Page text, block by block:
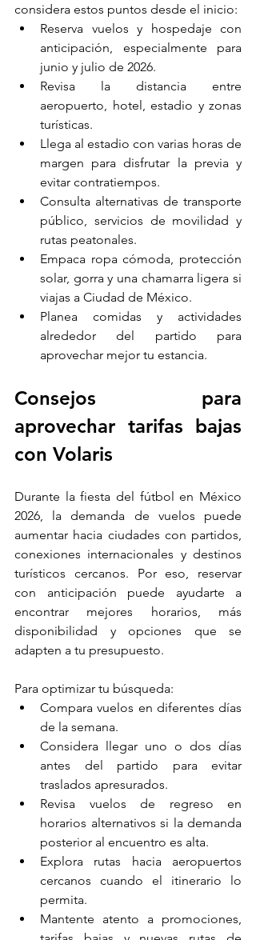
considera estos puntos desde el inicio:
Reserva vuelos y hospedaje con
anticipación, especialmente para
junio y julio de 2026.
Revisa la distancia entre
aeropuerto, hotel, estadio y zonas
turísticas.
Llega al estadio con varias horas de
margen para disfrutar la previa y
evitar contratiempos.
Consulta alternativas de transporte
público, servicios de movilidad y
rutas peatonales.
Empaca ropa cómoda, protección
solar, gorra y una chamarra ligera si
viajas a Ciudad de México.
Planea comidas y actividades
alrededor del partido para
aprovechar mejor tu estancia.
Consejos para
aprovechar tarifas bajas
con Volaris
Durante la fiesta del fútbol en México
2026, la demanda de vuelos puede
aumentar hacia ciudades con partidos,
conexiones internacionales y destinos
turísticos cercanos. Por eso, reservar
con anticipación puede ayudarte a
encontrar mejores horarios, más
disponibilidad y opciones que se
adapten a tu presupuesto.
Para optimizar tu búsqueda:
Compara vuelos en diferentes días
de la semana.
Considera llegar uno o dos días
antes del partido para evitar
traslados apresurados.
Revisa vuelos de regreso en
horarios alternativos si la demanda
posterior al encuentro es alta.
Explora rutas hacia aeropuertos
cercanos cuando el itinerario lo
permita.
Mantente atento a promociones,